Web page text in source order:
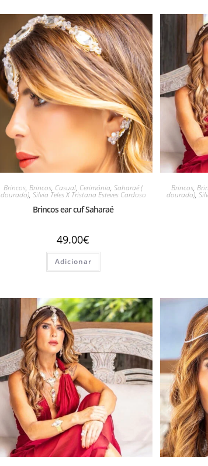
Brincos,Brincos, Casual, Cerimónia,Saharaé (
dourado), Silvia Teles X Tristana Esteves Cardoso
Brincos ear cuf Saharaé
49.00€
Adicionar
Brincos,
dourado),